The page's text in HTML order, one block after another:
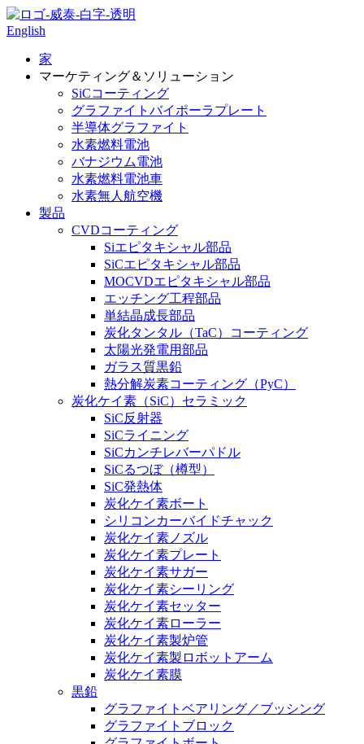
English
家
マーケティング＆ソリューション
SiCコーティング
グラファイトバイポーラプレート
半導体グラファイト
水素燃料電池
バナジウム電池
水素燃料電池車
水素無人航空機
製品
CVDコーティング
Siエピタキシャル部品
SiCエピタキシャル部品
MOCVDエピタキシャル部品
エッチング工程部品
単結晶成長部品
炭化タンタル（TaC）コーティング
太陽光発電用部品
ガラス質黒鉛
熱分解炭素コーティング（PyC）
炭化ケイ素（SiC）セラミック
SiC反射器
SiCライニング
SiCカンチレバーパドル
SiCるつぼ（樽型）
SiC発熱体
炭化ケイ素ボート
シリコンカーバイドチャック
炭化ケイ素ノズル
炭化ケイ素プレート
炭化ケイ素サガー
炭化ケイ素シーリング
炭化ケイ素セッター
炭化ケイ素ローラー
炭化ケイ素製炉管
炭化ケイ素製ロボットアーム
炭化ケイ素膜
黒鉛
グラファイトベアリング／ブッシング
グラファイトブロック